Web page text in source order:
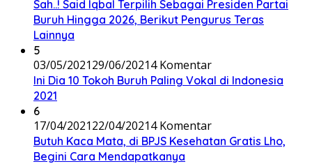
Sah..! Said Iqbal Terpilih Sebagai Presiden Partai
Buruh Hingga 2026, Berikut Pengurus Teras
Lainnya
5
03/05/202129/06/20214 Komentar
Ini Dia 10 Tokoh Buruh Paling Vokal di Indonesia
2021
6
17/04/202122/04/20214 Komentar
Butuh Kaca Mata, di BPJS Kesehatan Gratis Lho,
Begini Cara Mendapatkanya